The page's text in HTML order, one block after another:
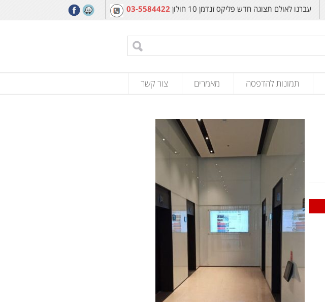
עברנו לאולם תצוגה חדש פליקס זנדמן 10 חולון 03-5584422
תמונות להדפסה מאמרים צור קשר